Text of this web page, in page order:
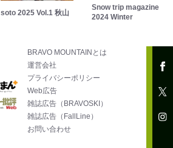
soto 2025 Vol.1 秋山
Snow trip magazine
2024 Winter
BRAVO MOUNTAINとは
運営会社
プライバシーポリシー
Web広告
雑誌広告（BRAVOSKI）
雑誌広告（FallLine）
お問い合わせ